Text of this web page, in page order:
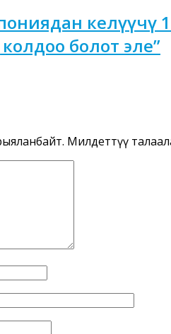
келүүчү
болот эле”
Милдеттүү